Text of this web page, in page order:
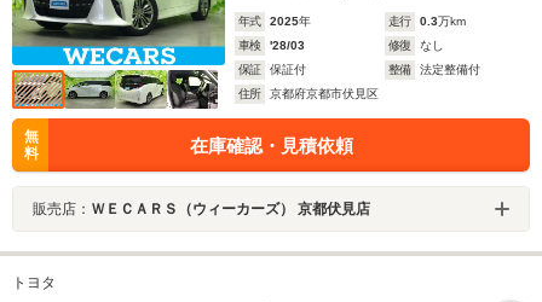
年式 2025年 走行 0.3万km
車検
'28/03 修復
なし
保証
保証付 整備
法定整備付
住所
京都府京都市伏見区
無
料
在庫確認・見積依頼
販売店： ＷＥＣＡＲＳ（ウィーカーズ） 京都伏見店
トヨタ